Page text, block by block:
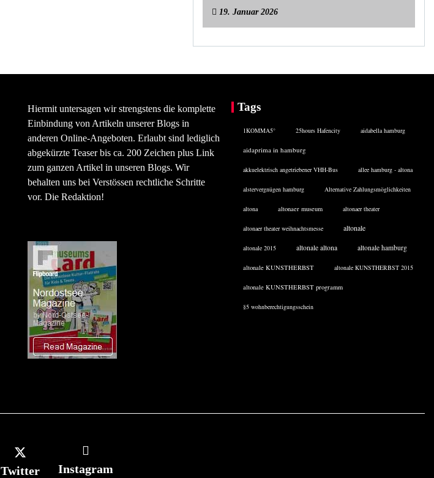
19. Januar 2026
Hiermit untersagen wir strengstens die komplette
Einbindung von Artikeln unserer Blogs in
anderen Online-Angeboten. Erlaubt sind lediglich
abgekürzte Teaser bis ca. 200 Zeichen plus Link
zum ganzen Artikel in unseren Blogs. Wir
behalten uns bei Verstössen rechtliche Schritte
vor. Die Redaktion!
Tags
1KOMMA5° 25hours Hafencity aidabella hamburg
aidaprima in hamburg
akkuelektrisch angetriebener VHH-Bus allee hamburg - altona
alstervergnügen hamburg Alternative Zahlungsmöglichkeiten
altona altonaer museum altonaer theater
altonaer theater weihnachtsmesse altonale
altonale 2015 altonale altona altonale hamburg
altonale KUNSTHERBST altonale KUNSTHERBST 2015
altonale KUNSTHERBST programm
§5 wohnberechtigungsschein
Twitter Instagram